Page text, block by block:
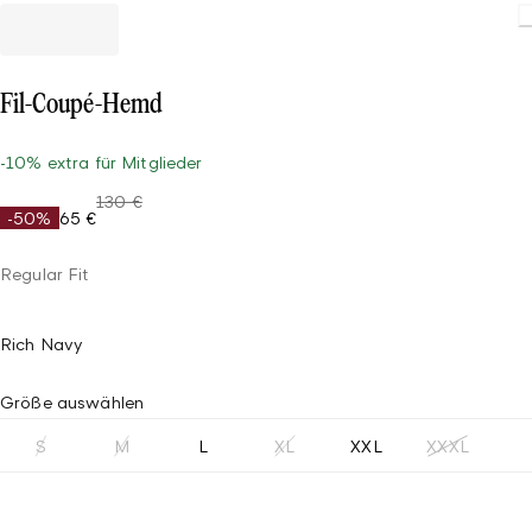
Fil-Coupé-Hemd
-10% extra für Mitglieder
-50% 65 €
130 €
Regular Fit
Rich Navy
Größe auswählen
S M L XL XXL XXXL